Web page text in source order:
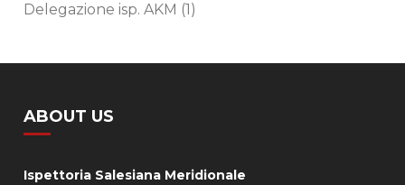
Delegazione isp. AKM (1)
ABOUT US
Ispettoria Salesiana Meridionale